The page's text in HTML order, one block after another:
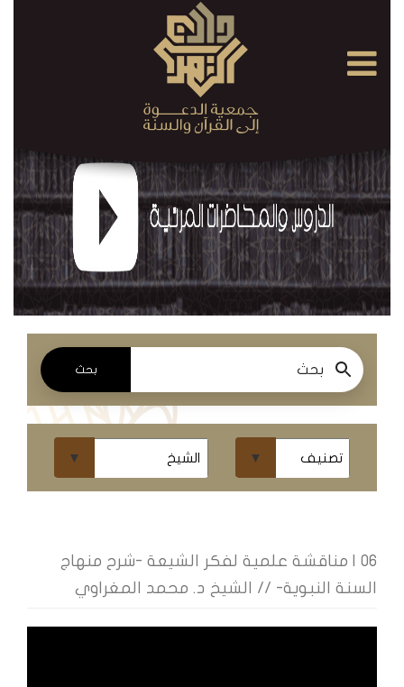
الدروس
والمحاضرات
المسموعة
الدروس
والمحاضرات
الدروس
ومحاضرات
المباشر
الكتب
بحث
06 | مناقشة علمية لفكر الشيعة -شرح منهاج
السنة النبوية- // الشيخ د. محمد المغراوي